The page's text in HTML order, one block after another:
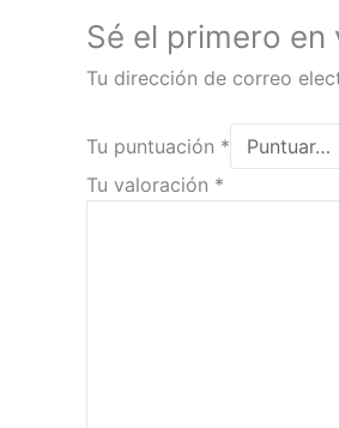
Sé el primero en
Tu dirección de correo
Tu puntuación *
Tu valoración *